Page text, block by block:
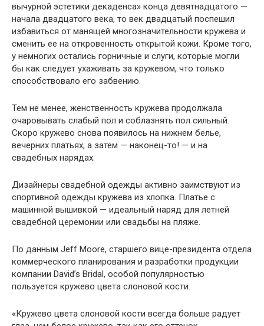
вычурной эстетики декаденса» конца девятнадцатого —
начала двадцатого века, то век двадцатый поспешил
избавиться от манящей многозначительности кружева и
сменить ее на откровенность открытой кожи. Кроме того,
у немногих остались горничные и слуги, которые могли
бы как следует ухаживать за кружевом, что только
способствовало его забвению.
Тем не менее, женственность кружева продолжала
очаровывать слабый пол и соблазнять пол сильный.
Скоро кружево снова появилось на нижнем белье,
вечерних платьях, а затем — наконец-то! — и на
свадебных нарядах.
Дизайнеры свадебной одежды активно заимствуют из
спортивной одежды кружева из хлопка. Платье с
машинной вышивкой — идеальный наряд для летней
свадебной церемонии или свадьбы на пляже.
По данным Jeff Moore, старшего вице-президента отдела
коммерческого планирования и разработки продукции
компании David’s Bridal, особой популярностью
пользуется кружево цвета слоновой кости.
«Кружево цвета слоновой кости всегда больше радует